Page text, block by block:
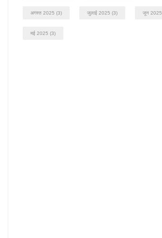
अगस्त 2025 (3) जुलाई 2025 (3) जून 2025
मई 2025 (3)